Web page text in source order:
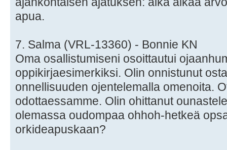
apua.
7. Salma (VRL-13360) - Bonnie KN
Oma osallistumiseni osoittautui
oppikirjaesimerkiksi. Olin onnistunut
onnellisuuden ojentelemalla omenoita.
odottaessamme. Olin ohittanut
olemassa oudompaa ohhoh-hetkeä
orkideapuskaan?